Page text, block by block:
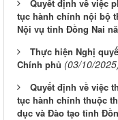
Quyết định về việc
tục hành chính nội bộ
Nội vụ tỉnh Đồng Nai
Thực hiện Nghị
Chính phủ (03/10/
Quyết định về việc
tục hành chính thuộc
dục và Đào tạo tỉnh